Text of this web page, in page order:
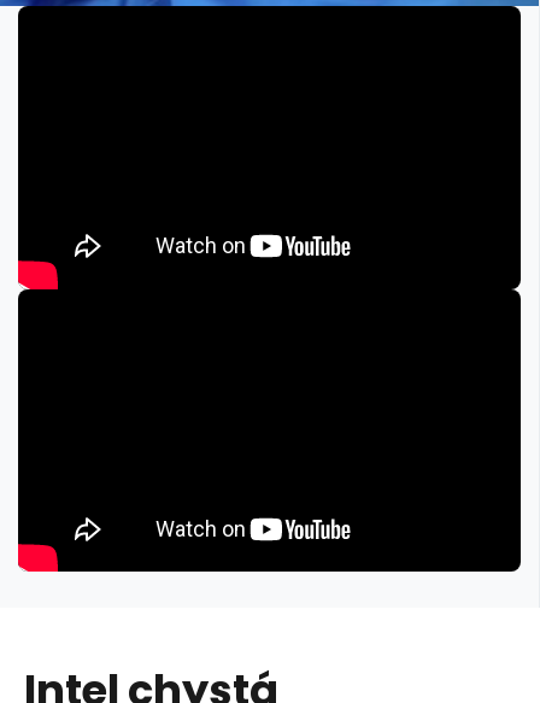
Intel chystá